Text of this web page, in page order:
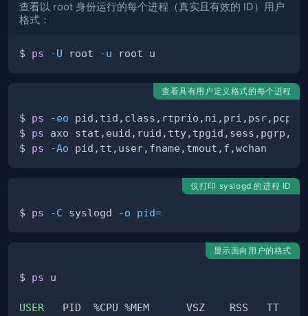
查看以 root 身份运行的每个进程（真实且有效的 ID）用户
格式：
$ ps -U root -u
查看具有用户定义格式的每个进程
$ ps
-eo
$ ps
$ ps -Ao
仅打印 syslogd 的进程 ID
$ ps -C syslogd -o pid=
显示面向用户的格式
$ ps
USER